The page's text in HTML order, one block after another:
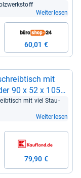
Weiterlesen
60,01 €
mit
90 x 52 x 105
mit viel Stau­
Weiterlesen
79,90 €